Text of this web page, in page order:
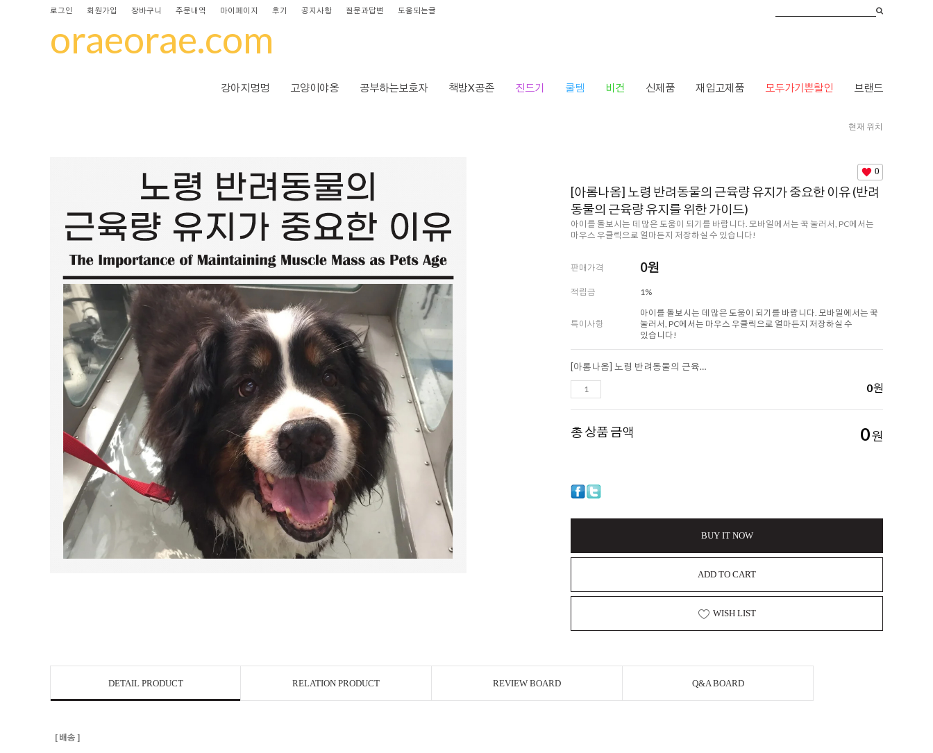
로그인 회원가입 장바구니 주문내역 마이페이지 후기 공지사항 질문과답변 도움되는글
oraeorae.com
강아지멍멍 고양이야옹 공부하는보호자 책방X공존 진드기 쿨템 비건 신제품 재입고제품 모두가기쁜할인 브랜드
현재 위치
0
[아롬나옴] 노령 반려동물의 근육량 유지가 중요한 이유 (반려
동물의 근육량 유지를 위한 가이드)
아이를 돌보시는 데 많은 도움이 되기를 바랍니다. 모바일에서는 꾹 눌러서, PC에서는
마우스 우클릭으로 얼마든지 저장하실 수 있습니다!
판매가격 0원
적립금 1%
특이사항
아이를 돌보시는 데 많은 도움이 되기를 바랍니다. 모바일에서는 꾹
눌러서, PC에서는 마우스 우클릭으로 얼마든지 저장하실 수
있습니다!
[아롬나옴] 노령 반려동물의 근육량 유지가 중요한 이유 (반려동물의 근육량 유지를 위한 가이드)
0원
총 상품 금액 0원
BUY IT NOW
ADD TO CART
WISH LIST
DETAIL PRODUCT RELATION PRODUCT REVIEW BOARD Q&A BOARD
[ 배송 ]